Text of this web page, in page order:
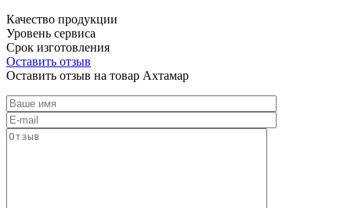
Качество продукции
Уровень сервиса
Срок изготовления
Оставить отзыв
Оставить отзыв на товар Ахтамар